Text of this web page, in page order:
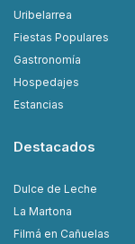
Uribelarrea
Fiestas Populares
Gastronomía
Hospedajes
Estancias
Destacados
Dulce de Leche
La Martona
Filmá en Cañuelas